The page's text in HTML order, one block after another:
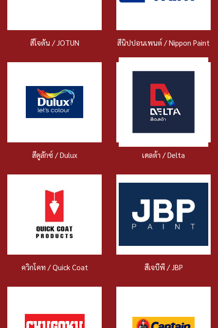
สีโจตัน / JOTUN สีนิปปอนเพนต์ / Nippon Paint
สีดูลักซ์ / Dulux เดลต้า / Delta
ควิกโคท / Quick Coat สีเจบีพี / JBP